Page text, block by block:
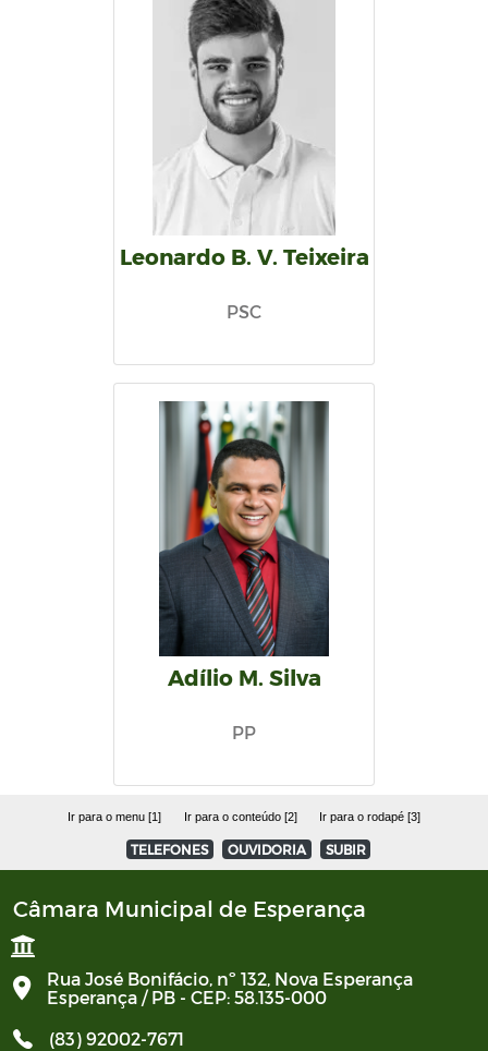
Leonardo B. V. Teixeira
PSC
Adílio M. Silva
PP
Ir para o menu [1] Ir para o conteúdo [2] Ir para o rodapé [3]
TELEFONES OUVIDORIA SUBIR
Câmara Municipal de Esperança
Rua José Bonifácio, nº 132, Nova Esperança
Esperança / PB - CEP: 58.135-000
(83) 92002-7671